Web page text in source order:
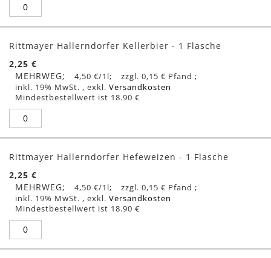
Rittmayer Hallerndorfer Kellerbier - 1 Flasche
2,25 €
MEHRWEG
4,50 €/1l
0,15 €
inkl. 19% MwSt. , exkl. Versandkosten
Mindestbestellwert ist 18.90 €
Rittmayer Hallerndorfer Hefeweizen - 1 Flasche
2,25 €
MEHRWEG
4,50 €/1l
0,15 €
inkl. 19% MwSt. , exkl. Versandkosten
Mindestbestellwert ist 18.90 €